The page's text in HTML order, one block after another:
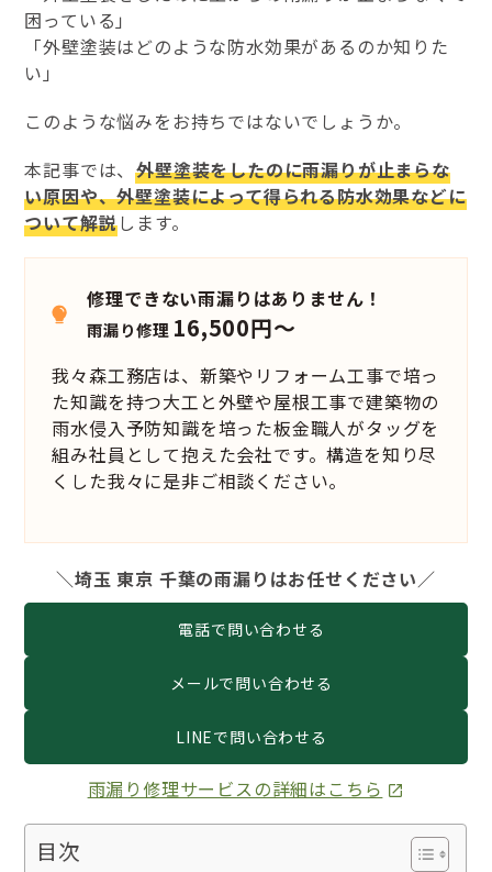
困っている」
「外壁塗装はどのような防水効果があるのか知りた
い」
このような悩みをお持ちではないでしょうか。
本記事では、外壁塗装をしたのに雨漏りが止まらな
い原因や、外壁塗装によって得られる防水効果などに
ついて解説します。
修理できない雨漏りはありません！
雨漏り修理 16,500円～
我々森工務店は、新築やリフォーム工事で培っ
た知識を持つ大工と外壁や屋根工事で建築物の
雨水侵入予防知識を培った板金職人がタッグを
組み社員として抱えた会社です。構造を知り尽
くした我々に是非ご相談ください。
＼埼玉 東京 千葉の雨漏りはお任せください／
電話で問い合わせる
メールで問い合わせる
LINEで問い合わせる
雨漏り修理サービスの詳細はこちら
目次